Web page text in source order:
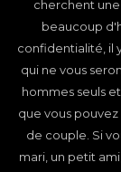
cherchent
beaucoup
confidentialité, il
qui ne vous
hommes seuls
que vous
de couple. Si
mari, un petit